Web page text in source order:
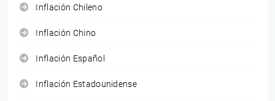
Inflación Chileno
Inflación Chino
Inflación Español
Inflación Estadounidense